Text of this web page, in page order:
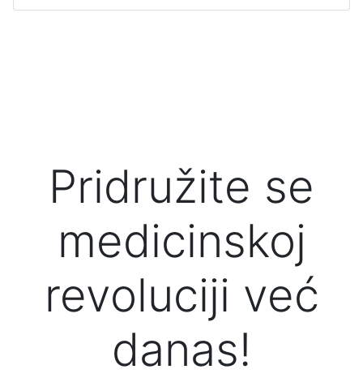
Pridružite se
medicinskoj
revoluciji već
danas!